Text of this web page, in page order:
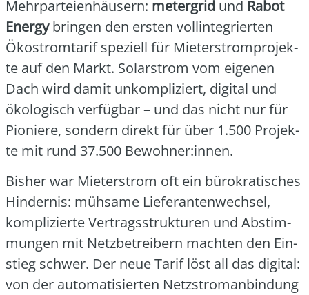
Mehr­par­tei­en­häu­sern: meter­grid und Rabot
Ener­gybrin­gen den ers­ten voll­in­te­grier­ten
Öko­strom­ta­rif spe­zi­ell für Mie­ter­strom­pro­jek­
te auf den Markt. Solar­strom vom eige­nen
Dach wird damit unkom­pli­ziert, digi­tal und
öko­lo­gisch ver­füg­bar – und das nicht nur für
Pio­nie­re, son­dern direkt für über 1.500 Pro­jek­
te mit rund 37.500 Bewohner:innen.
Bis­her war Mie­ter­strom oft ein büro­kra­ti­sches
Hin­der­nis: müh­sa­me Lie­fe­ran­ten­wech­sel,
kom­pli­zier­te Ver­trags­struk­tu­ren und Abstim­
mun­gen mit Netz­be­trei­bern mach­ten den Ein­
stieg schwer. Der neue Tarif löst all das digi­tal:
von der auto­ma­ti­sier­ten Netz­stro­m­an­bin­dung